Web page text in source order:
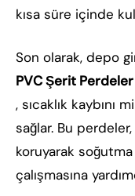
kısa süre içinde
Son olarak, depo
PVC Şerit Perdeler
, sıcaklık kaybını
sağlar. Bu
koruyarak
çalışmasına